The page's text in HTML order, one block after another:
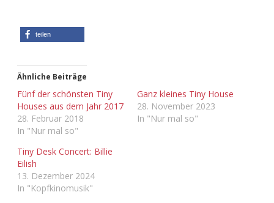
Adventskalender 2016
Adventskalender 2019
teilen
Ähnliche Beiträge
Fünf der schönsten Tiny
Houses aus dem Jahr 2017
28. Februar 2018
In "Nur mal so"
Ganz kleines Tiny House
28. November 2023
In "Nur mal so"
Tiny Desk Concert: Billie
Eilish
13. Dezember 2024
In "Kopfkinomusik"